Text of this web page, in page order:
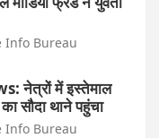
Info Bureau
नेत्रों में इस्तेमाल
सौदा थाने पहुंचा
Info Bureau